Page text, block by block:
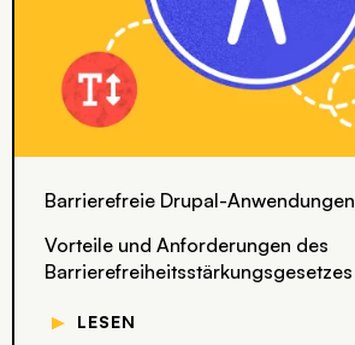
Barrierefreie Drupal-Anwendungen
Vorteile und Anforderungen des
Barrierefreiheits­stärkungsgesetzes
▼ LESEN